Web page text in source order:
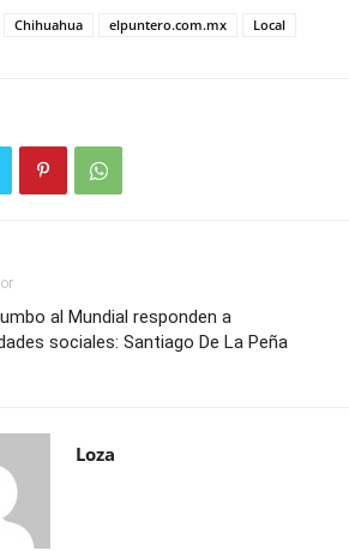
Chihuahua elpuntero.com.mx Local
al Mundial responden a
sociales: Santiago De La Peña
Loza